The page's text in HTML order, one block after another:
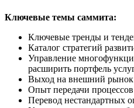
Ключевые темы саммита:
Ключевые тренды и
Каталог стратегий
Управление
расширить портфель
Выход на внешний
Опыт передачи
Перевод нестандартных